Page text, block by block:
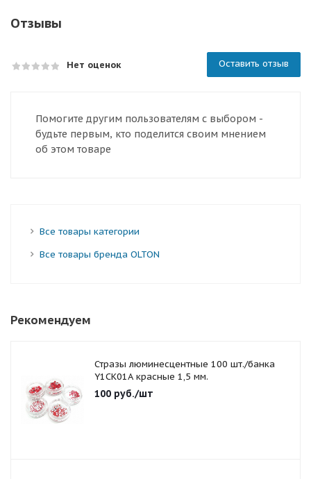
Отзывы
Нет оценок Оставить отзыв
Помогите другим пользователям с выбором -
будьте первым, кто поделится своим мнением
об этом товаре
Все товары категории
Все товары бренда OLTON
Рекомендуем
Стразы люминесцентные 100 шт./банка
Y1CK01A красные 1,5 мм.
100 руб./шт